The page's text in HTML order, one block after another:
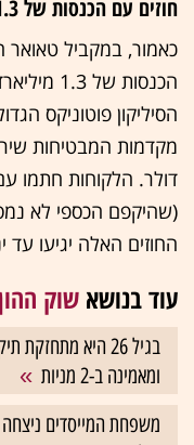
חוזים עם הכנסות של 1.3 מיליארד דולר
כאמור, במקביל טאואר
הסיליקון פוטוניקס
דולר. הלקוחות חתמו
החוזים האלה יגיעו עד
עוד בנושא שוק
בגיל 26 היא
ומאמינה ב-2 מניות
משפחת המייסדים ניצחה